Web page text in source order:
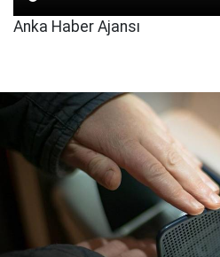
Anka Haber Ajansı